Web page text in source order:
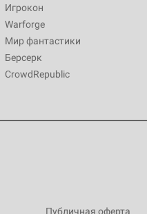
Игрокон
Warforge
Мир фантастики
Берсерк
CrowdRepublic
Публичная оферта